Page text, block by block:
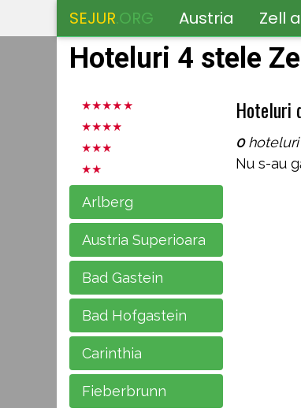
SEJUR.ORG Austria Zell
Hoteluri 4 stele
Arlberg
Austria Superioara
Bad Gastein
Bad Hofgastein
Carinthia
Fieberbrunn
Hoteluri
0hoteluri
Nu s-au